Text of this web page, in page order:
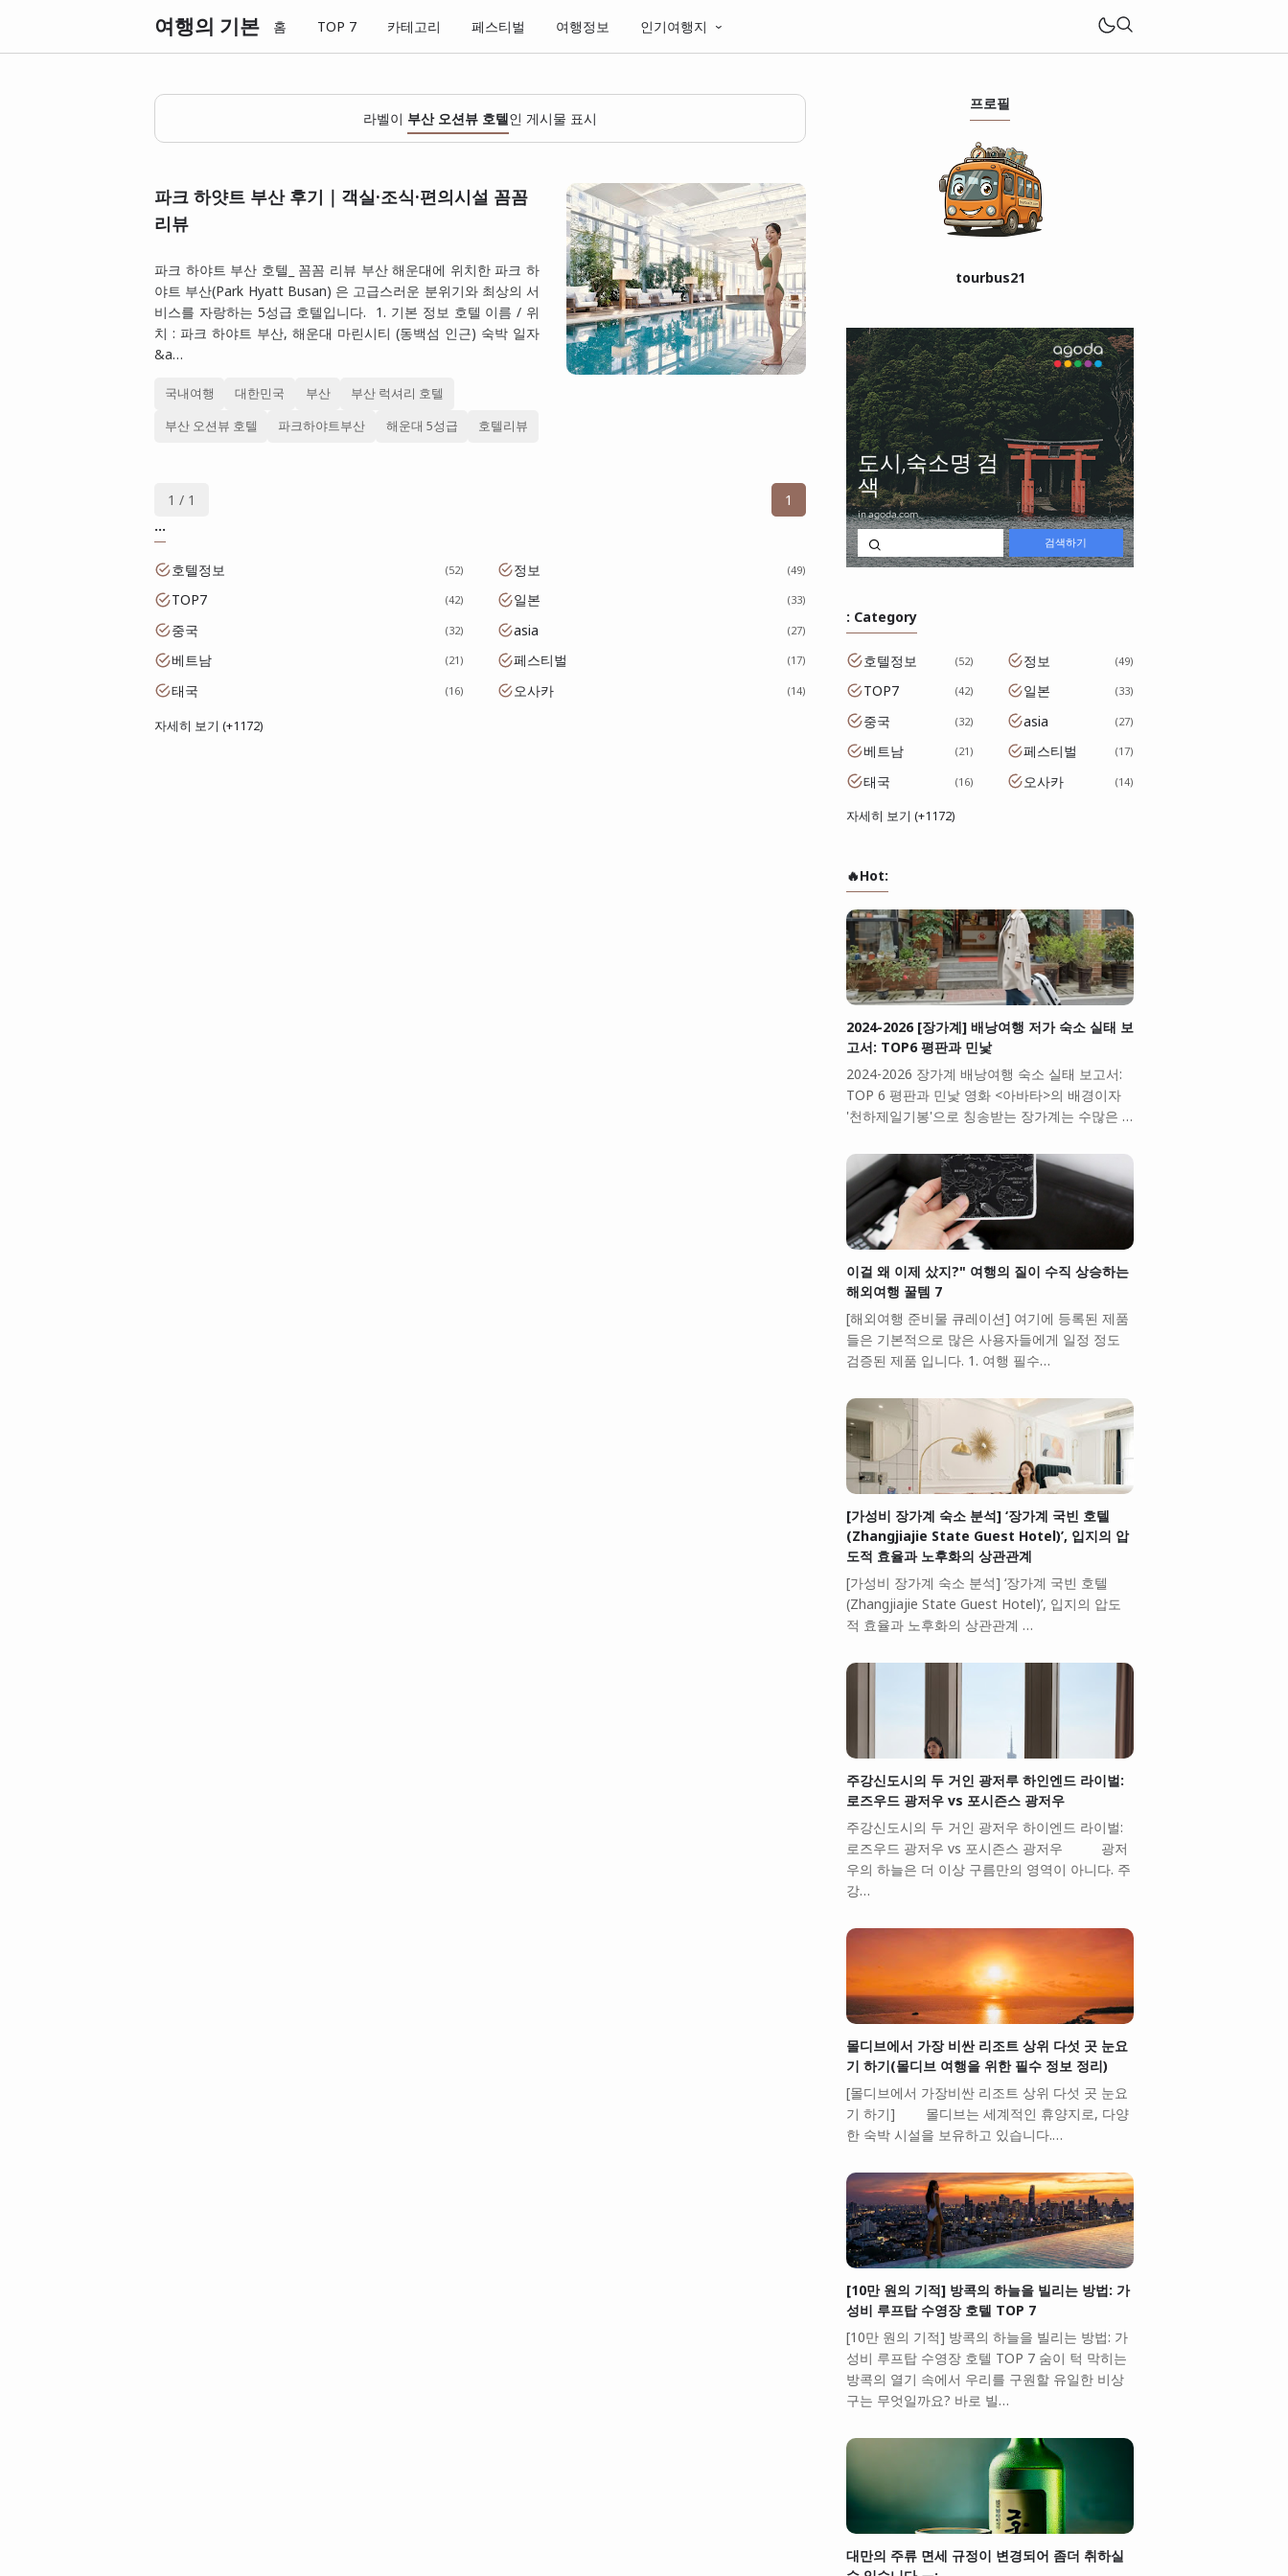
여행의 기본 홈 TOP 7 카테고리 페스티벌 여행정보 인기여행지
라벨이 부산 오션뷰 호텔인 게시물 표시
파크 하얏트 부산 후기｜객실·조식·편의시설 꼼꼼
리뷰
파크 하야트 부산 호텔_ 꼼꼼 리뷰 부산 해운대에 위치한 파크 하
야트 부산(Park Hyatt Busan) 은 고급스러운 분위기와 최상의 서
비스를 자랑하는 5성급 호텔입니다. 1. 기본 정보 호텔 이름 / 위
치 : 파크 하야트 부산, 해운대 마린시티 (동백섬 인근) 숙박 일자
&a…
국내여행 대한민국 부산 부산 럭셔리 호텔
부산 오션뷰 호텔 파크하야트부산 해운대 5성급 호텔리뷰
1 / 1
1
...
호텔정보 52 정보 49
TOP7 42 일본 33
중국 32 asia 27
베트남 21 페스티벌 17
태국 16 오사카 14
자세히 보기 (+1172)
프로필
tourbus21
: Category
호텔정보 52 정보 49
TOP7 42 일본 33
중국 32 asia 27
베트남 21 페스티벌 17
태국 16 오사카 14
자세히 보기 (+1172)
🔥Hot:
2024-2026 [장가계] 배낭여행 저가 숙소 실태 보
고서: TOP6 평판과 민낯
2024-2026 장가계 배낭여행 숙소 실태 보고서:
TOP 6 평판과 민낯 영화 <아바타>의 배경이자
'천하제일기봉'으로 칭송받는 장가계는 수많은 …
이걸 왜 이제 샀지?" 여행의 질이 수직 상승하는
해외여행 꿀템 7
[해외여행 준비물 큐레이션] 여기에 등록된 제품
들은 기본적으로 많은 사용자들에게 일정 정도
검증된 제품 입니다. 1. 여행 필수…
[가성비 장가계 숙소 분석] ‘장가계 국빈 호텔
(Zhangjiajie State Guest Hotel)’, 입지의 압
도적 효율과 노후화의 상관관계
[가성비 장가계 숙소 분석] ‘장가계 국빈 호텔
(Zhangjiajie State Guest Hotel)’, 입지의 압도
적 효율과 노후화의 상관관계 …
주강신도시의 두 거인 광저루 하인엔드 라이벌:
로즈우드 광저우 vs 포시즌스 광저우
주강신도시의 두 거인 광저우 하이엔드 라이벌:
로즈우드 광저우 vs 포시즌스 광저우 광저
우의 하늘은 더 이상 구름만의 영역이 아니다. 주
강…
몰디브에서 가장 비싼 리조트 상위 다섯 곳 눈요
기 하기(몰디브 여행을 위한 필수 정보 정리)
[몰디브에서 가장비싼 리조트 상위 다섯 곳 눈요
기 하기] 몰디브는 세계적인 휴양지로, 다양
한 숙박 시설을 보유하고 있습니다.…
[10만 원의 기적] 방콕의 하늘을 빌리는 방법: 가
성비 루프탑 수영장 호텔 TOP 7
[10만 원의 기적] 방콕의 하늘을 빌리는 방법: 가
성비 루프탑 수영장 호텔 TOP 7 숨이 턱 막히는
방콕의 열기 속에서 우리를 구원할 유일한 비상
구는 무엇일까요? 바로 빌…
대만의 주류 면세 규정이 변경되어 좀더 취하실